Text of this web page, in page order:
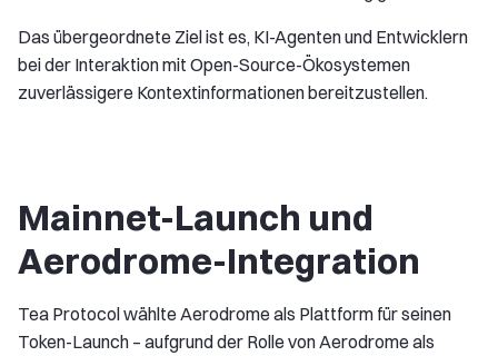
Das übergeordnete Ziel ist es, KI-Agenten und Entwicklern
bei der Interaktion mit Open-Source-Ökosystemen
zuverlässigere Kontextinformationen bereitzustellen.
Mainnet-Launch und
Aerodrome-Integration
Tea Protocol wählte Aerodrome als Plattform für seinen
Token-Launch – aufgrund der Rolle von Aerodrome als